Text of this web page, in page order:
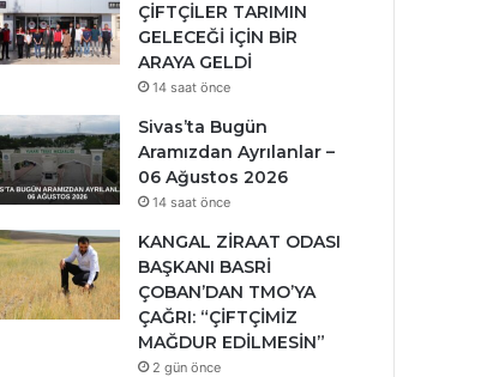
ÇİFTÇİLER TARIMIN
GELECEĞİ İÇİN BİR
ARAYA GELDİ
14 saat önce
Sivas’ta Bugün
Aramızdan Ayrılanlar –
06 Ağustos 2026
14 saat önce
KANGAL ZİRAAT ODASI
BAŞKANI BASRİ
ÇOBAN’DAN TMO’YA
ÇAĞRI: “ÇİFTÇİMİZ
MAĞDUR EDİLMESİN”
2 gün önce